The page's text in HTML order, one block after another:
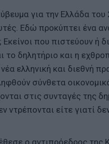
για την Ελλάδα του
Εδώ προκύπτει ένα
που πιστεύουν ή
το δηλητήριο και η
ελληνική και διεθνή
σύνθετα
στις συνταγές της
ντρέπονται είτε γιατί